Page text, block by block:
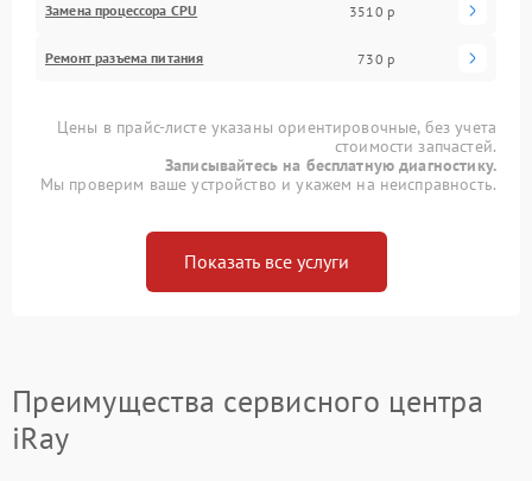
Замена процессора CPU 3510 р
Ремонт разъема питания 730 р
Цены в прайс-листе указаны ориентировочные, без учета
стоимости запчастей.
Записывайтесь на бесплатную диагностику.
Мы проверим ваше устройство и укажем на неисправность.
Показать все услуги
Преимущества сервисного центра
iRay